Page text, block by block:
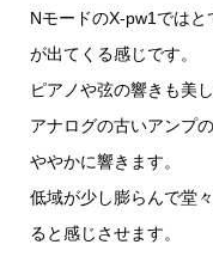
NモードのX-pw1では
が出てくる感じです。
ピアノや弦の響きも美し
アナログの古いアンプ
ややかに響きます。
低域が少し膨らんで堂
ると感じさせます。